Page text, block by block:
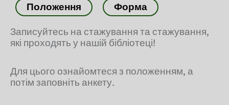
Положення Форма
Записуйтесь на стажування та стажування,
які проходять у нашій бібліотеці!
Для цього ознайомтеся з положенням, а
потім заповніть анкету.